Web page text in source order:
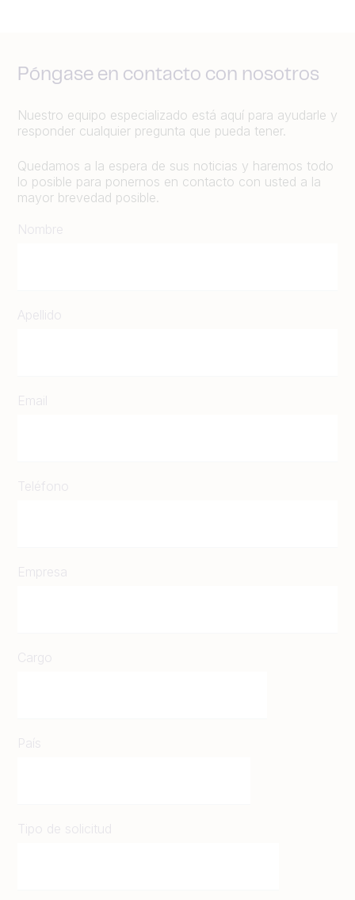
Póngase en contacto con nosotros
Nuestro equipo especializado está aquí para ayudarle y
responder cualquier pregunta que pueda tener.
Quedamos a la espera de sus noticias y haremos todo
lo posible para ponernos en contacto con usted a la
mayor brevedad posible.
Nombre
Apellido
Email
Teléfono
Empresa
Cargo
País
Tipo de solicitud